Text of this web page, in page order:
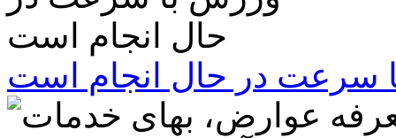
سرعت در حال انجام است